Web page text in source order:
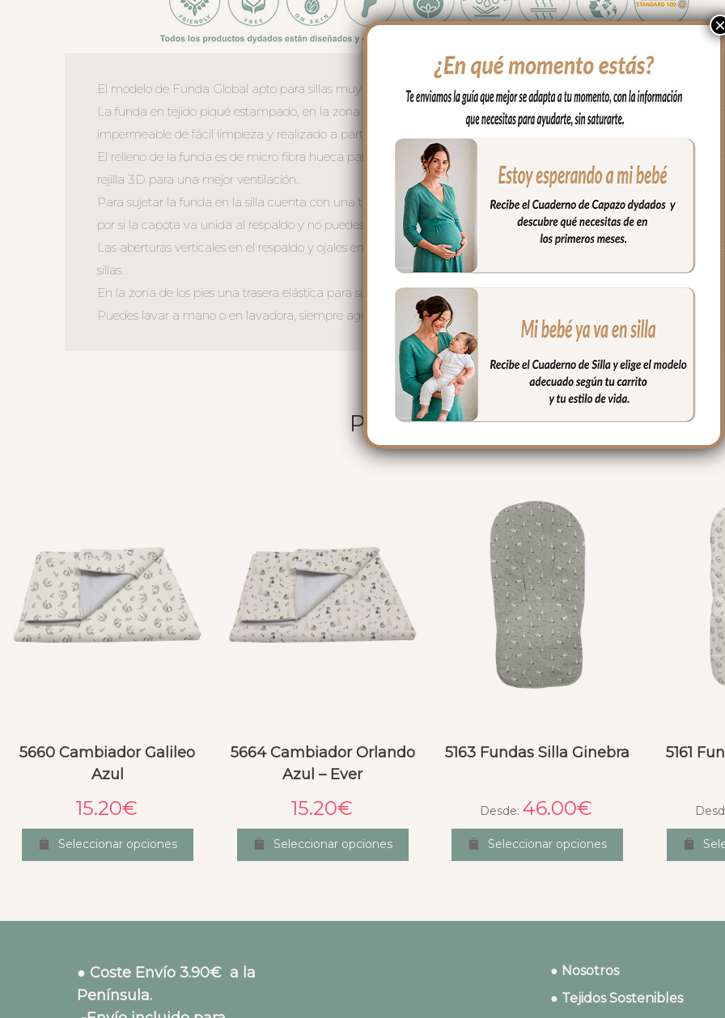
El modelo de Funda Global apto para sillas muy anchas y largas en el respaldo y sillas que tienen forma de sillón.
La funda en tejido piqué estampado, en la zona de los pies para las rozaduras de los zapatitos y la suciedad un
impermeable de fácil limpieza y realizado a partir de plásticos reciclados.
El relleno de la funda es de micro fibra hueca para mayor confort del bebé y muy buena transpirabilidad. Por el
rejilla 3D para una mejor ventilación.
Para sujetar la funda en la silla cuenta con una trasera muy ancha y regulable con goma. También lleva las
por si la capota va unida al respaldo y no puedes usar la trasera.
Las aberturas verticales en el respaldo y ojales en el culete y en los laterales son aptos para la salida de arenes de
sillas.
En la zona de los pies una trasera elástica para sujetar la funda en la parte de abajo.
Puedes lavar a mano o en lavadora, siempre agua fría, jabones no abrasivos y secado al natural.
PRODUCTOS RELACIONADOS
5660 Cambiador Galileo
Azul
15.20€
Seleccionar opciones
5664 Cambiador Orlando
Azul – Ever
15.20€
Seleccionar opciones
5163 Fundas Silla Ginebra
Desde:46.00€
Seleccionar opciones
5161
● Coste Envío 3.90€ a la
Península.
● Nosotros
● Tejidos Sostenibles
×